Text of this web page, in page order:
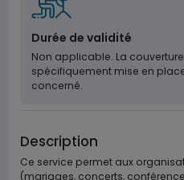
Durée de validité
Non applicable. La
spécifiquement mise en
concerné.
Description
Ce service permet aux
(mariages, concerts,